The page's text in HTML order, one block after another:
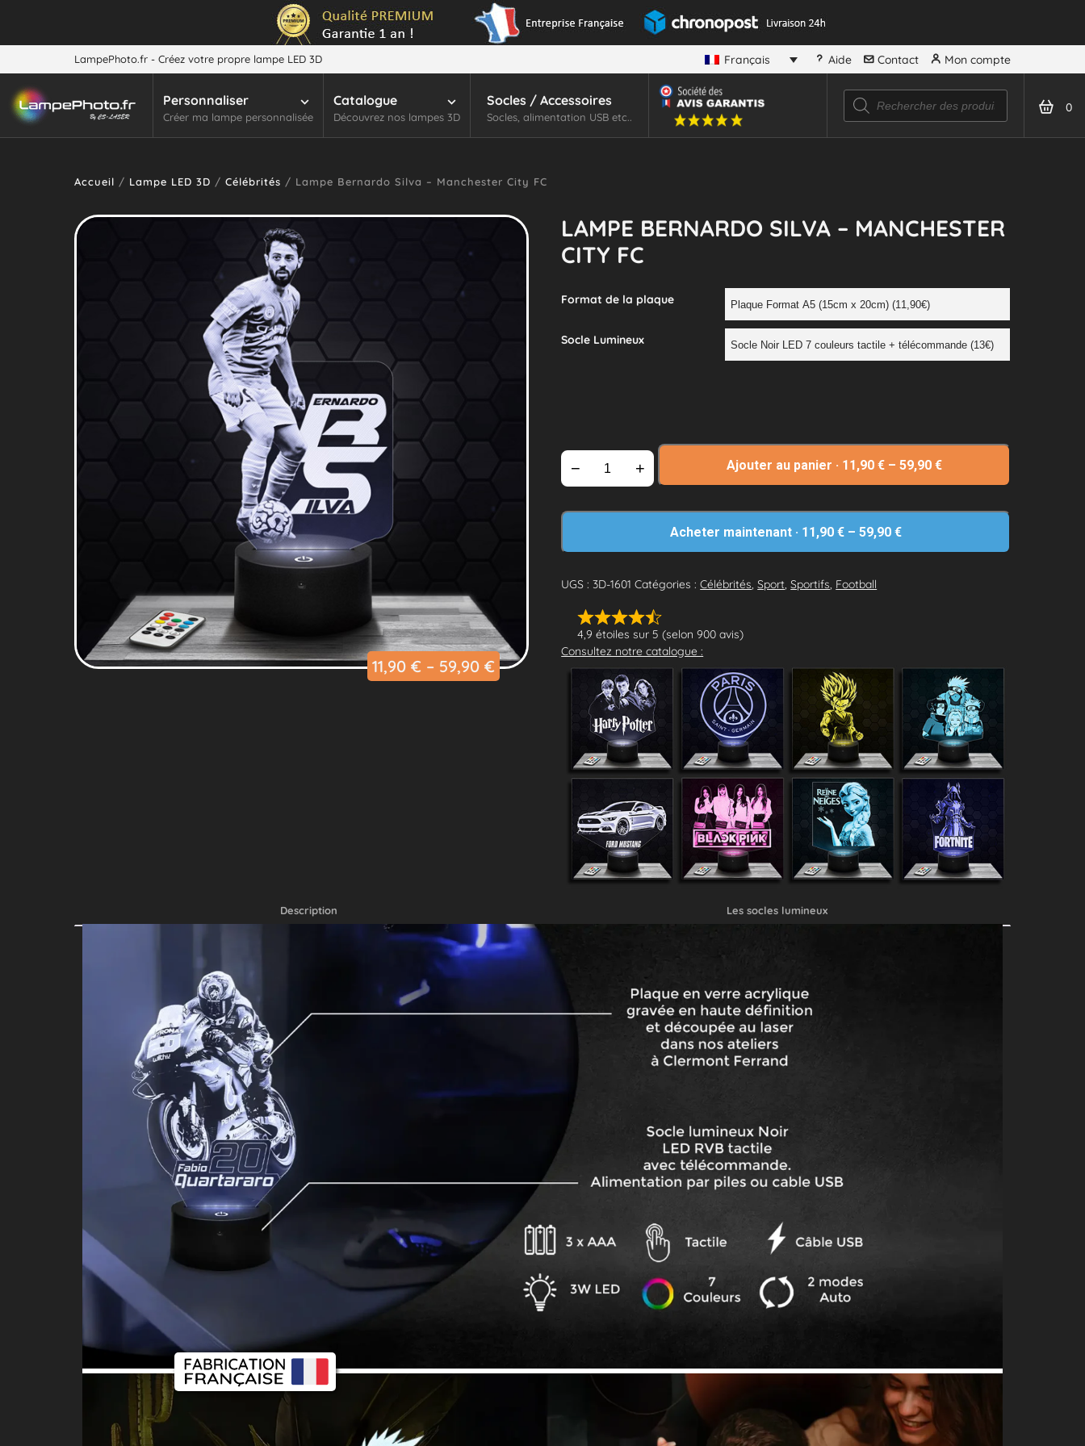
LampePhoto.fr - Créez votre propre lampe LED 3D Français Aide Contact Mon compte
Personnaliser
Créer ma lampe personnalisée
Catalogue
Découvrez nos lampes 3D
Socles / Accessoires
Socles, alimentation USB etc..
0
Accueil / Lampe LED 3D / Célébrités / Lampe Bernardo Silva – Manchester City FC
11,90 €– 59,90 €
LAMPE BERNARDO SILVA – MANCHESTER
CITY FC
4,9 étoiles sur 5 (selon 900 avis)
Consultez notre catalogue :
Format de la plaque
Socle Lumineux
− + Ajouter au panier · 11,90€ –59,90€
Acheter maintenant · 11,90€ –59,90€
UGS :3D-1601 Catégories :Célébrités,Sport,Sportifs, Football
Description Les socles lumineux